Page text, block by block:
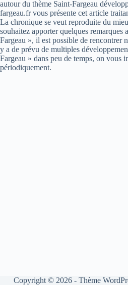
autour du thème Saint-Fargeau
fargeau.fr vous présente cet article
La chronique se veut reproduite du
souhaitez apporter quelques remarques
Fargeau », il est possible de rencontrer
y a de prévu de multiples
Fargeau » dans peu de temps, on vous
périodiquement.
Copyright © 2026 - Thème